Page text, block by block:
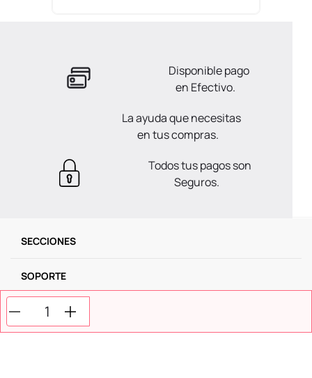
Disponible pago
en Efectivo.
La ayuda que necesitas
en tus compras.
Todos tus pagos son
Seguros.
SECCIONES
SOPORTE
SERVICIOS